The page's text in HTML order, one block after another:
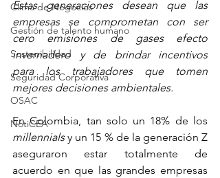
Clima de Negocios
Gestión de talento humano
Sostenibilidad
Seguridad Corporativa
OSAC
NotiCEA
Estas generaciones desean que las
empresas se comprometan con ser
cero emisiones de gases efecto
invernadero y de brindar incentivos
para los trabajadores que tomen
mejores decisiones ambientales.
millennials y un 15 % de la generación Z
aseguraron estar totalmente de
acuerdo en que las grandes empresas